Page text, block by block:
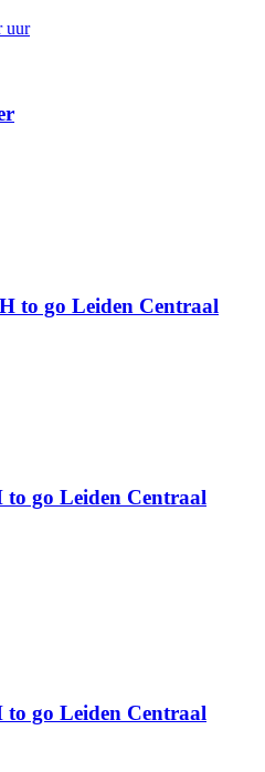
uur
to go Leiden Centraal
to go Leiden Centraal
to go Leiden Centraal